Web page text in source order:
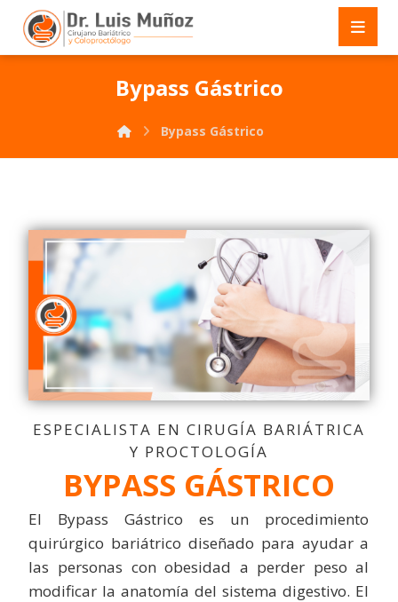
Bypass Gástrico
Bypass Gástrico
ESPECIALISTA EN CIRUGÍA BARIÁTRICA
Y PROCTOLOGÍA
BYPASS GÁSTRICO
El Bypass Gástrico es un procedimiento
quirúrgico bariátrico diseñado para ayudar a
las personas con obesidad a perder peso al
modificar la anatomía del sistema digestivo. El